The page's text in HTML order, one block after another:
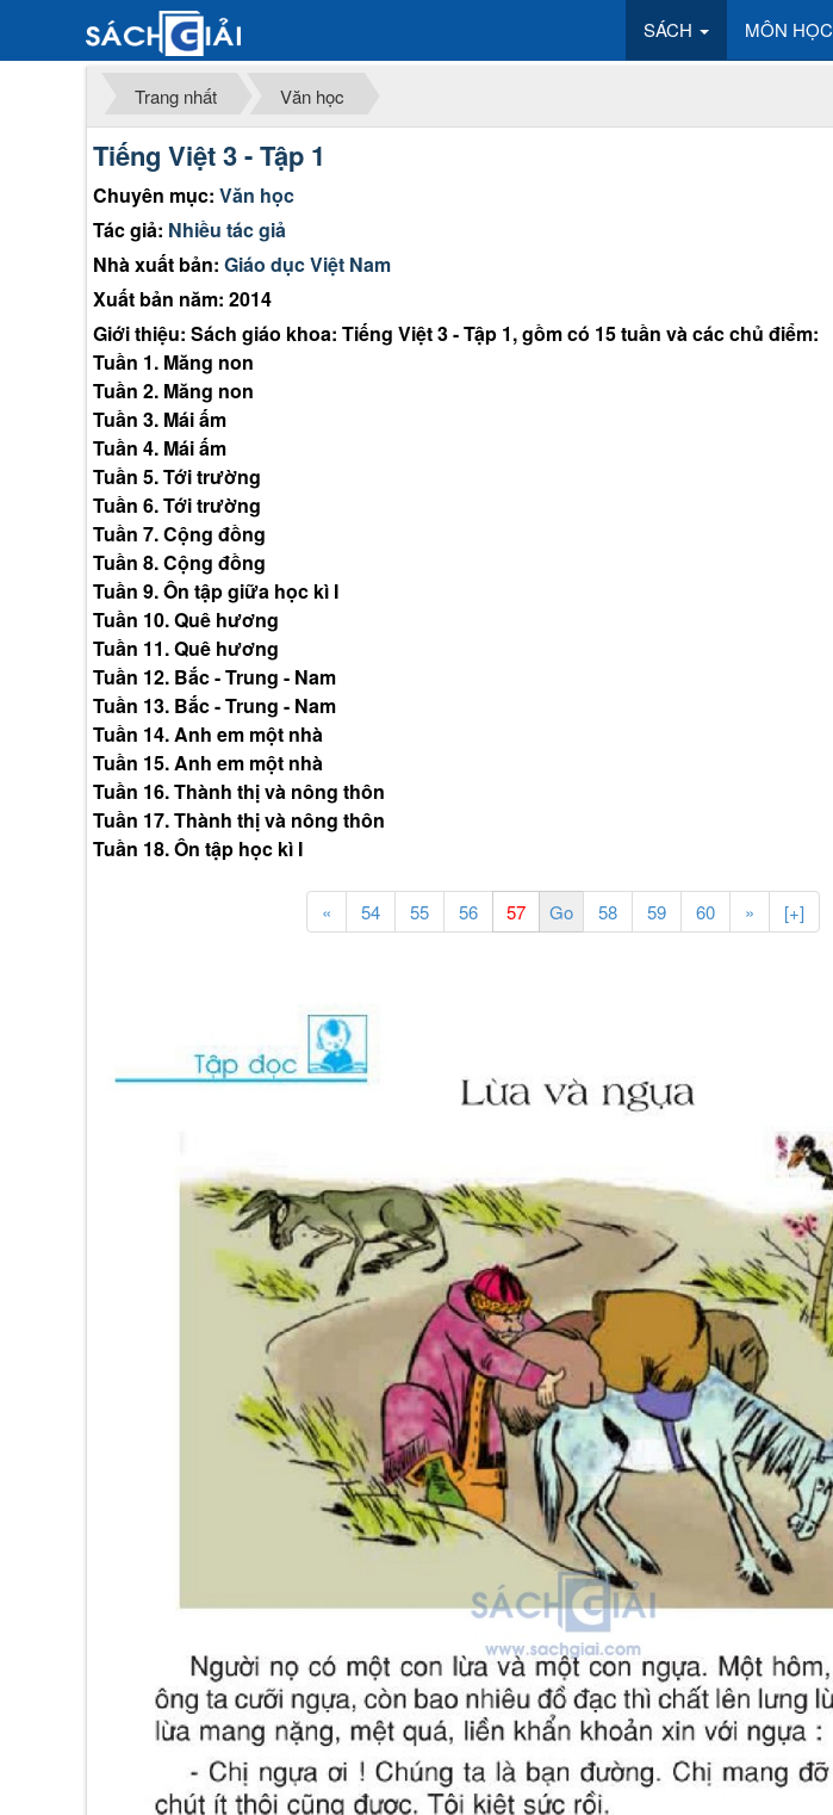
SÁCH MÔN HỌC
Trang nhất Văn học
Tiếng Việt 3 - Tập 1
Chuyên mục: Văn học
Tác giả: Nhiều tác giả
Nhà xuất bản: Giáo dục Việt Nam
Xuất bản năm: 2014
Giới thiệu: Sách giáo khoa: Tiếng Việt 3 - Tập 1, gồm có 15 tuần và các chủ điểm:
Tuần 1. Măng non
Tuần 2. Măng non
Tuần 3. Mái ấm
Tuần 4. Mái ấm
Tuần 5. Tới trường
Tuần 6. Tới trường
Tuần 7. Cộng đồng
Tuần 8. Cộng đồng
Tuần 9. Ôn tập giữa học kì I
Tuần 10. Quê hương
Tuần 11. Quê hương
Tuần 12. Bắc - Trung - Nam
Tuần 13. Bắc - Trung - Nam
Tuần 14. Anh em một nhà
Tuần 15. Anh em một nhà
Tuần 16. Thành thị và nông thôn
Tuần 17. Thành thị và nông thôn
Tuần 18. Ôn tập học kì I
« 54 55 56 58 59 60 » [+]